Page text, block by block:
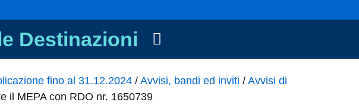
Destinazioni
fino al 31.12.2024 /Avvisi, bandi ed inviti /Avvisi di
il MEPA con RDO nr. 1650739